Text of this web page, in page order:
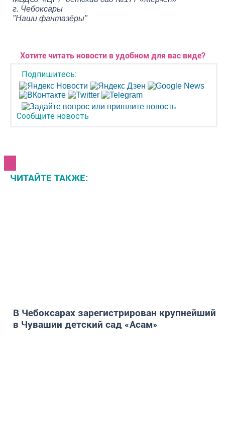
г. Чебоксары
"Наши фантазёры"
Хотите читать новости в удобном для вас виде?
Подпишитесь:
Сообщите новость
ЧИТАЙТЕ ТАКЖЕ:
В Чебоксарах зарегистрирован крупнейший
в Чувашии детский сад «Асам»